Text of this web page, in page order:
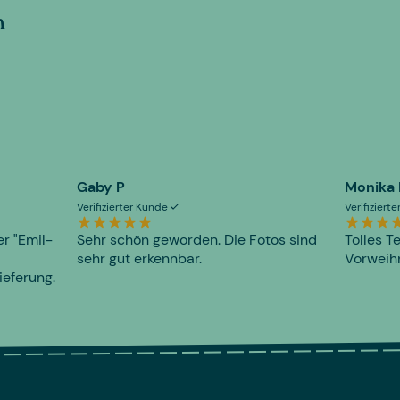
"Emil-
Gaby P
Verifizierter Kunde
Sehr schön geworden. Die Fotos sind
sehr gut erkennbar.
Monika
Tolles